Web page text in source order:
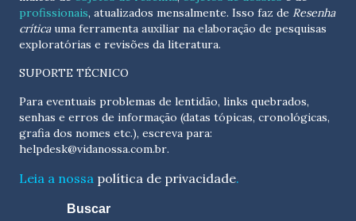
profissionais, atualizados mensalmente. Isso faz de Resenha
críticauma ferramenta auxiliar na elaboração de pesquisas
exploratórias e revisões da literatura.
SUPORTE TÉCNICO
Para eventuais problemas de lentidão, links quebrados,
senhas e erros de informação (datas tópicas, cronológicas,
helpdesk@vidanossa.com.br.
Leia a nossa política de privacidade.
Buscar